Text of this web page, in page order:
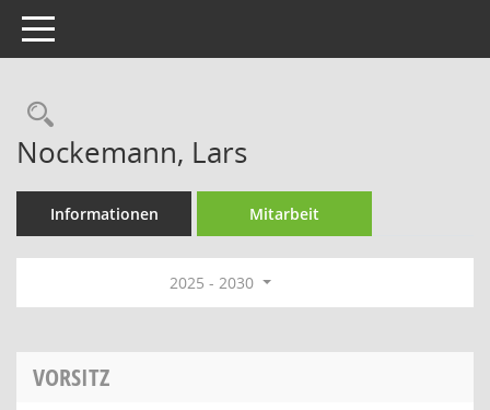
Toggle navigation
Rechercheauswahl
Nockemann, Lars
Informationen Mitarbeit
2025 - 2030
VORSITZ